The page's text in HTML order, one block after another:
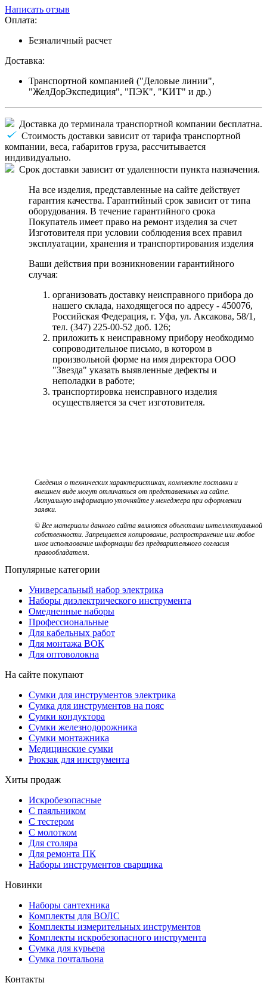
Написать отзыв
Оплата:
Безналичный расчет
Доставка:
Транспортной компанией ("Деловые линии",
"ЖелДорЭкспедиция", "ПЭК", "КИТ" и др.)
Доставка до терминала транспортной компании бесплатна.
Стоимость доставки зависит от тарифа транспортной
компании, веса, габаритов груза, рассчитывается
индивидуально.
Срок доставки зависит от удаленности пункта назначения.
На все изделия, представленные на сайте действует
гарантия качества. Гарантийный срок зависит от типа
оборудования. В течение гарантийного срока
Покупатель имеет право на ремонт изделия за счет
Изготовителя при условии соблюдения всех правил
эксплуатации, хранения и транспортирования изделия
Ваши действия при возникновении гарантийного
случая:
организовать доставку неисправного прибора до
нашего склада, находящегося по адресу - 450076,
Российская Федерация, г. Уфа, ул. Аксакова, 58/1,
тел. (347) 225-00-52 доб. 126;
приложить к неисправному прибору необходимо
сопроводительное письмо, в котором в
произвольной форме на имя директора ООО
"Звезда" указать выявленные дефекты и
неполадки в работе;
транспортировка неисправного изделия
осуществляется за счет изготовителя.
Сведения о технических характеристиках, комплекте поставки и
внешнем виде могут отличаться от представленных на сайте.
Актуальную информацию уточняйте у менеджера при оформлении
заявки.
© Все материалы данного сайта являются объектами интеллектуальной
собственности. Запрещается копирование, распространение или любое
иное использование информации без предварительного согласия
правообладателя.
Популярные категории
Универсальный набор электрика
Наборы диэлектрического инструмента
Омедненные наборы
Профессиональные
Для кабельных работ
Для монтажа ВОК
Для оптоволокна
На сайте покупают
Сумки для инструментов электрика
Сумка для инструментов на пояс
Сумки кондуктора
Сумки железнодорожника
Сумки монтажника
Медицинские сумки
Рюкзак для инструмента
Хиты продаж
Искробезопасные
С паяльником
С тестером
С молотком
Для столяра
Для ремонта ПК
Наборы инструментов сварщика
Новинки
Наборы сантехника
Комплекты для ВОЛС
Комплекты измерительных инструментов
Комплекты искробезопасного инструмента
Сумка для курьера
Сумка почтальона
Контакты